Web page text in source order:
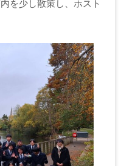
を少し散策し、ホスト